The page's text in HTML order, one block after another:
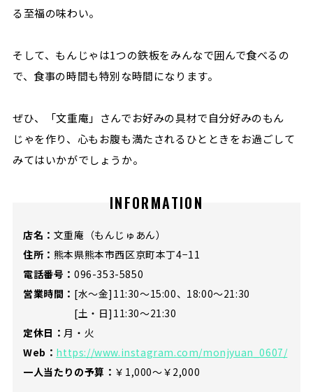
る至福の味わい。
そして、もんじゃは1つの鉄板をみんなで囲んで食べるの
で、食事の時間も特別な時間になります。
ぜひ、「文重庵」さんでお好みの具材で自分好みのもん
じゃを作り、心もお腹も満たされるひとときをお過ごして
みてはいかがでしょうか。
INFORMATION
店名： 文重庵（もんじゅあん）
住所： 熊本県熊本市西区京町本丁4−11
電話番号： 096-353-5850
営業時間： [水～金]11:30～15:00、18:00～21:30
[土・日]11:30～21:30
定休日： 月・火
Web： https://www.instagram.com/monjyuan_0607/
一人当たりの予算： ￥1,000〜￥2,000